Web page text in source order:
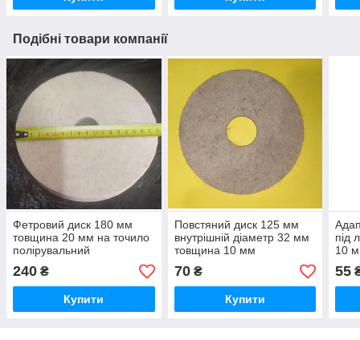
Подібні товари компанії
Фетровий диск 180 мм
товщина 20 мм на точило
полірувальний
240 ₴
Купити
Повстяний диск 125 мм
внутрішній діаметр 32 мм
товщина 10 мм
70₴
Купити
під
10
55